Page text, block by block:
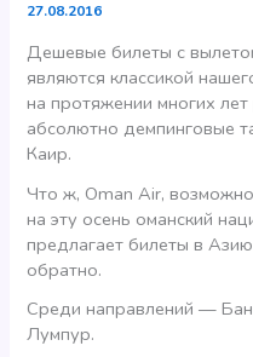
27.08.2016
Дешевые билеты с
являются классикой
на протяжении многих
абсолютно демпинговые
Каир.
Что ж, Oman Air,
на эту осень оманский
предлагает билеты в
обратно.
Среди направлений —
Лумпур.